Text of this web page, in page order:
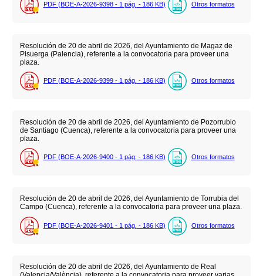
PDF (BOE-A-2026-9398 - 1 pág. - 186 KB) Otros formatos
Resolución de 20 de abril de 2026, del Ayuntamiento de Magaz de
Pisuerga (Palencia), referente a la convocatoria para proveer una
plaza.
PDF (BOE-A-2026-9399 - 1 pág. - 186 KB) Otros formatos
Resolución de 20 de abril de 2026, del Ayuntamiento de Pozorrubio
de Santiago (Cuenca), referente a la convocatoria para proveer una
plaza.
PDF (BOE-A-2026-9400 - 1 pág. - 186 KB) Otros formatos
Resolución de 20 de abril de 2026, del Ayuntamiento de Torrubia del
Campo (Cuenca), referente a la convocatoria para proveer una plaza.
PDF (BOE-A-2026-9401 - 1 pág. - 186 KB) Otros formatos
Resolución de 20 de abril de 2026, del Ayuntamiento de Real